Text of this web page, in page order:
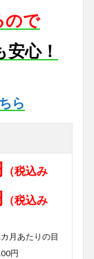
ので
心！
ら
（税込み
（税込み
月あたりの目
円